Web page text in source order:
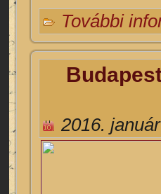
További
2016.